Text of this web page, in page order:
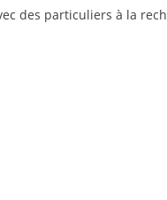
des particuliers à la